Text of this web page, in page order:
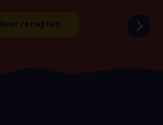
recepten